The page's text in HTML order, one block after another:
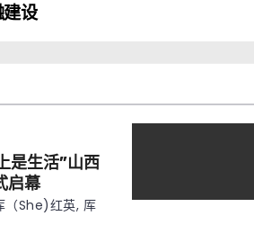
设
是生活”山西
启幕
（she)红英, 厍